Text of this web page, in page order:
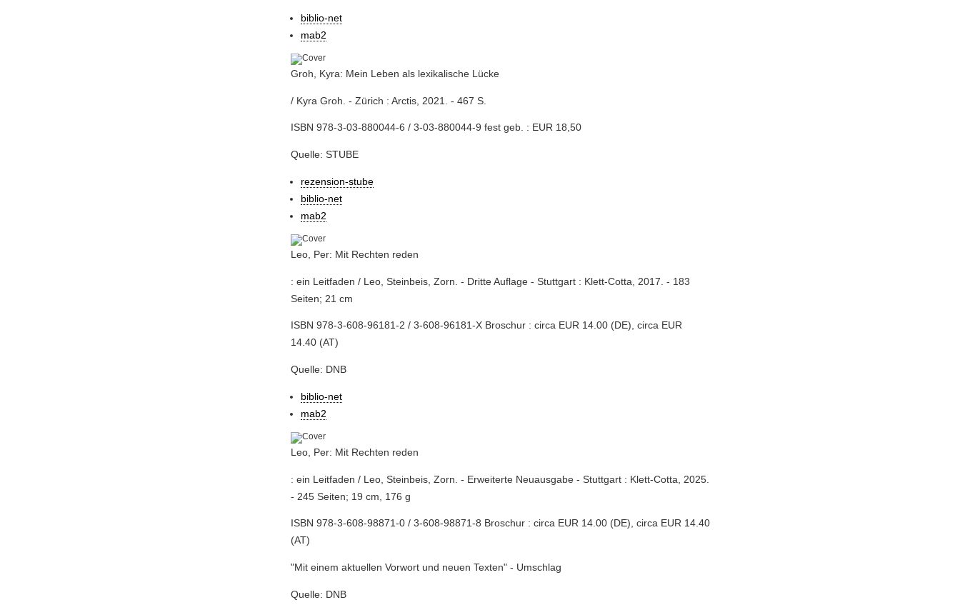
biblio-net
mab2
Groh, Kyra: Mein Leben als lexikalische Lücke
/ Kyra Groh. - Zürich : Arctis, 2021. - 467 S.
ISBN 978-3-03-880044-6 / 3-03-880044-9 fest geb. : EUR 18,50
Quelle: STUBE
rezension-stube
biblio-net
mab2
Leo, Per: Mit Rechten reden
: ein Leitfaden / Leo, Steinbeis, Zorn. - Dritte Auflage - Stuttgart : Klett-Cotta, 2017. - 183
Seiten; 21 cm
ISBN 978-3-608-96181-2 / 3-608-96181-X Broschur : circa EUR 14.00 (DE), circa EUR
14.40 (AT)
Quelle: DNB
biblio-net
mab2
Leo, Per: Mit Rechten reden
: ein Leitfaden / Leo, Steinbeis, Zorn. - Erweiterte Neuausgabe - Stuttgart : Klett-Cotta, 2025.
- 245 Seiten; 19 cm, 176 g
ISBN 978-3-608-98871-0 / 3-608-98871-8 Broschur : circa EUR 14.00 (DE), circa EUR 14.40
(AT)
"Mit einem aktuellen Vorwort und neuen Texten" - Umschlag
Quelle: DNB